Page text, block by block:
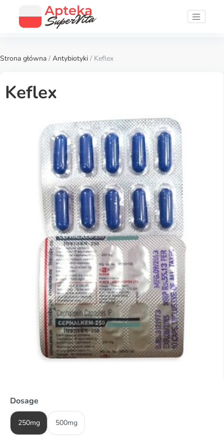
Strona główna / Antybiotyki / Keflex
Keflex
Dosage
250mg 500mg